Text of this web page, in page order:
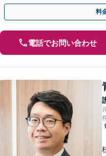
歩を踏み出してみませんか。【初
料
電話でお問い合わせ